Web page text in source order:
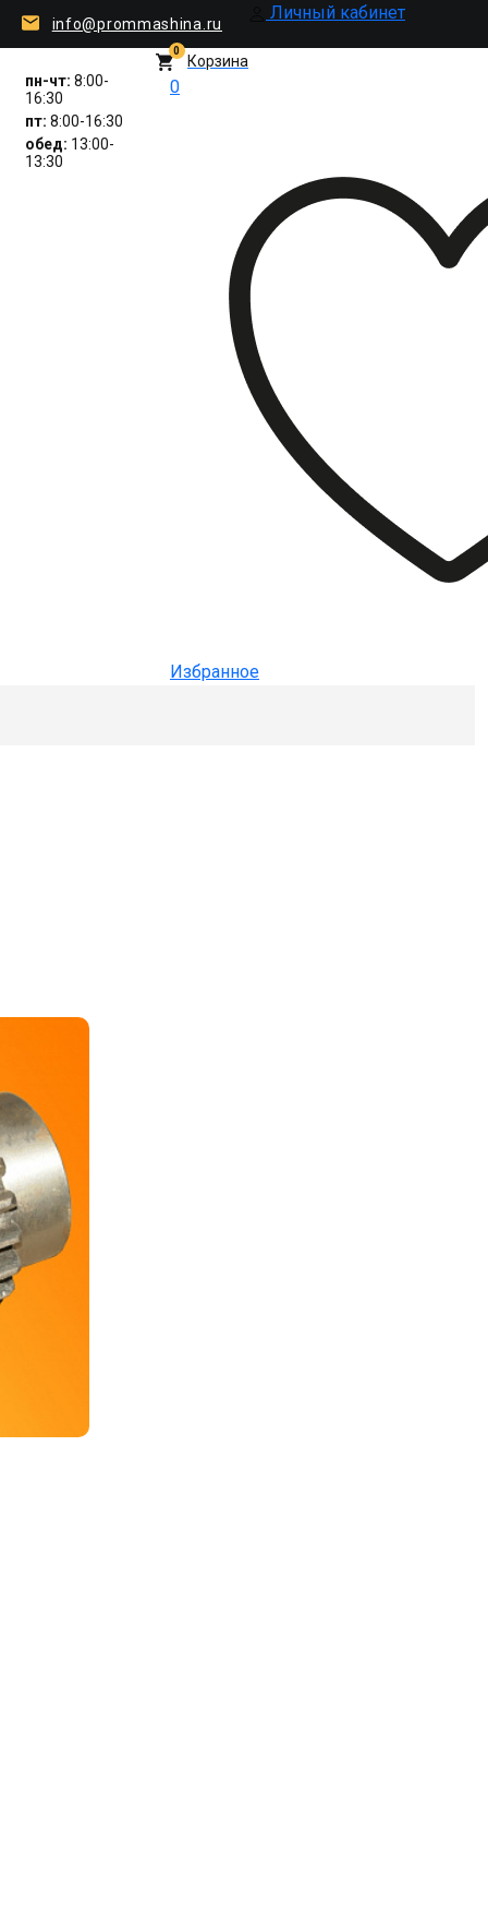
info@prommashina.ru
Личный кабинет
пн-чт: 8:00-
16:30
пт: 8:00-16:30
обед: 13:00-
13:30
0
Корзина
0
Избранное